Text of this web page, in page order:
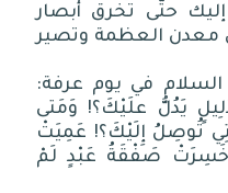
حتّى تخرق أبصار
معدن العظمة وتصير
السلام في يوم عرفة:
يَدُلُّ علَيْكَ؟! وَمَتى
تُوصِلُ إِلَيْكَ؟! عَمِيَتْ
صَفْقَةُ عَبْدٍ لَمْ